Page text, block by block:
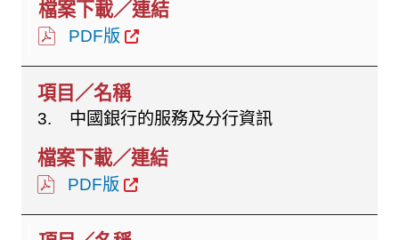
PDF版
3. 中國銀行的服務及分行資訊
PDF版